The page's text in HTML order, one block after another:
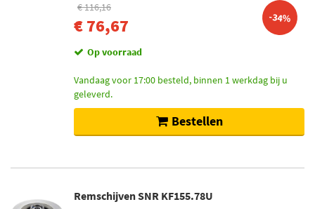
€ 116,16
€ 76,67 -34%
Op voorraad
Vandaag voor 17:00 besteld, binnen 1 werkdag bij u
geleverd.
Bestellen
Remschijven SNR KF155.78U